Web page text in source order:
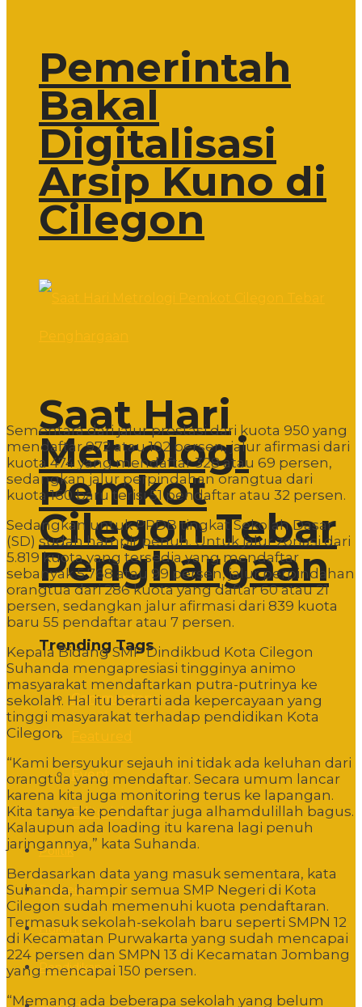
Pemerintah
Bakal
Digitalisasi
Arsip Kuno di
Cilegon
Saat Hari
Metrologi
Pemkot
Cilegon Tebar
Penghargaan
Trending Tags
Commentary
Event
Editorial
Politik
Pemerintahan
Hukum
Pendidikan
Sementara dari jalur prestasi dari kuota 950 yang
mendaftar 972 atau 102 persen, jalur afirmasi dari
kuota 474 yang mendaftar 328 atau 69 persen,
sedangkan jalur perpindahan orangtua dari
kuota 160 baru terisi 51 pendaftar atau 32 persen.
Sedangkan untuk PPDB tingkat Sekolah Dasar
(SD) sudah hampir penuh. Untuk jalur zonasi dari
5.819 kuota yang tersedia yang mendaftar
sebanyak 5.768 atau 99 persen, jalur perpindahan
orangtua dari 286 kuota yang daftar 60 atau 21
persen, sedangkan jalur afirmasi dari 839 kuota
baru 55 pendaftar atau 7 persen.
Kepala Bidang SMP Dindikbud Kota Cilegon
Suhanda mengapresiasi tingginya animo
masyarakat mendaftarkan putra-putrinya ke
sekolah. Hal itu berarti ada kepercayaan yang
tinggi masyarakat terhadap pendidikan Kota
Cilegon.
“Kami bersyukur sejauh ini tidak ada keluhan dari
orangtua yang mendaftar. Secara umum lancar
karena kita juga monitoring terus ke lapangan.
Kita tanya ke pendaftar juga alhamdulillah bagus.
Kalaupun ada loading itu karena lagi penuh
jaringannya,” kata Suhanda.
Berdasarkan data yang masuk sementara, kata
Suhanda, hampir semua SMP Negeri di Kota
Cilegon sudah memenuhi kuota pendaftaran.
Termasuk sekolah-sekolah baru seperti SMPN 12
di Kecamatan Purwakarta yang sudah mencapai
224 persen dan SMPN 13 di Kecamatan Jombang
yang mencapai 150 persen.
“Memang ada beberapa sekolah yang belum